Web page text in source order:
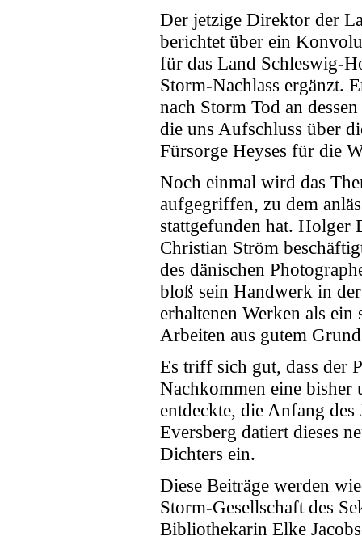
Der jetzige Direktor der
berichtet über ein
für das Land Schleswig-
Storm-Nachlass ergänzt.
nach Storm Tod an
die uns Aufschluss über
Fürsorge Heyses für die
Noch einmal wird das
aufgegriffen, zu dem
stattgefunden hat.
Christian Ström
des dänischen
bloß sein Handwerk in
erhaltenen Werken als
Arbeiten aus gutem
Es triff sich gut, dass der
Nachkommen eine bisher
entdeckte, die Anfang
Eversberg datiert dieses
Dichters ein.
Diese Beiträge werden
Storm-Gesellschaft des
Bibliothekarin Elke